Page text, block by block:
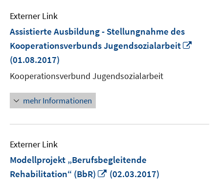
Externer Link
Assistierte Ausbildung - Stellungnahme des
Kooperationsverbunds Jugendsozialarbeit
(01.08.2017)
Kooperationsverbund Jugendsozialarbeit
mehr Informationen
Externer Link
Modellprojekt „Berufsbegleitende
Rehabilitation“ (BbR)
In
(02.03.2017)